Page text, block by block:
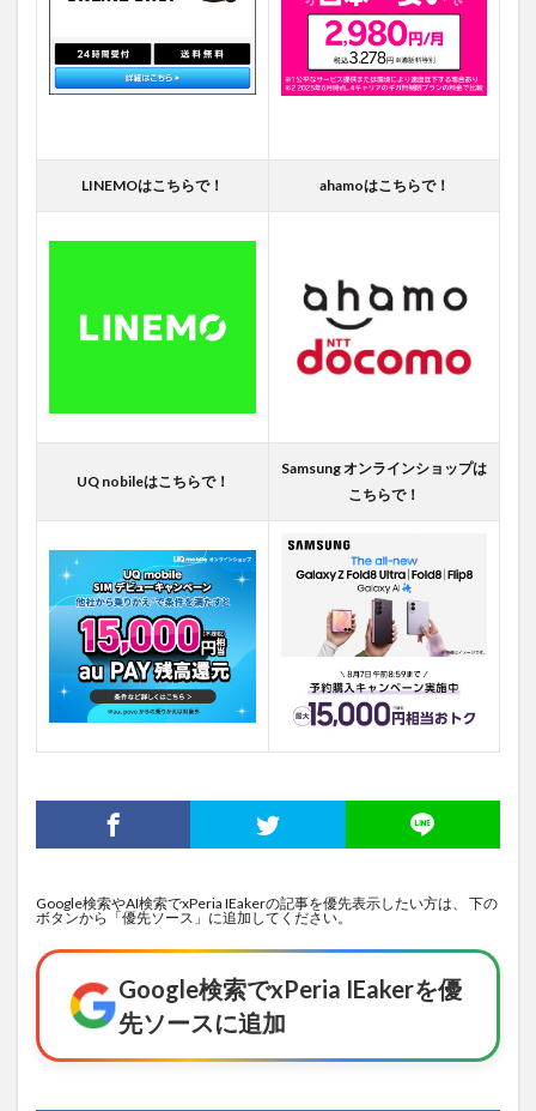
LINEMOはこちらで！ ahamoはこちらで！
UQ nobileはこちらで！
Samsung オンラインショップは
こちらで！
Google検索やAI検索でxPeria IEakerの記事を優先表示したい方は、 下の
ボタンから「優先ソース」に追加してください。
Google検索でxPeria IEakerを優
先ソースに追加